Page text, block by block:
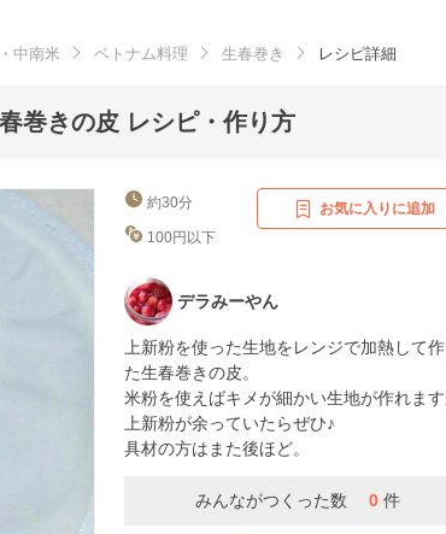
中南米 ベトナム料理 生春巻き レシピ詳細
巻きの皮 レシピ・作り方
約30分
100円以下
お気に入りに追加
デラみーやん
上新粉を使った生地をレンジで加熱して作
た生春巻きの皮。
米粉を使えばキメが細かい生地が作れま
上新粉が余っていたらぜひ♪
具材の方はまた後ほど。
みんながつくった数 0 件